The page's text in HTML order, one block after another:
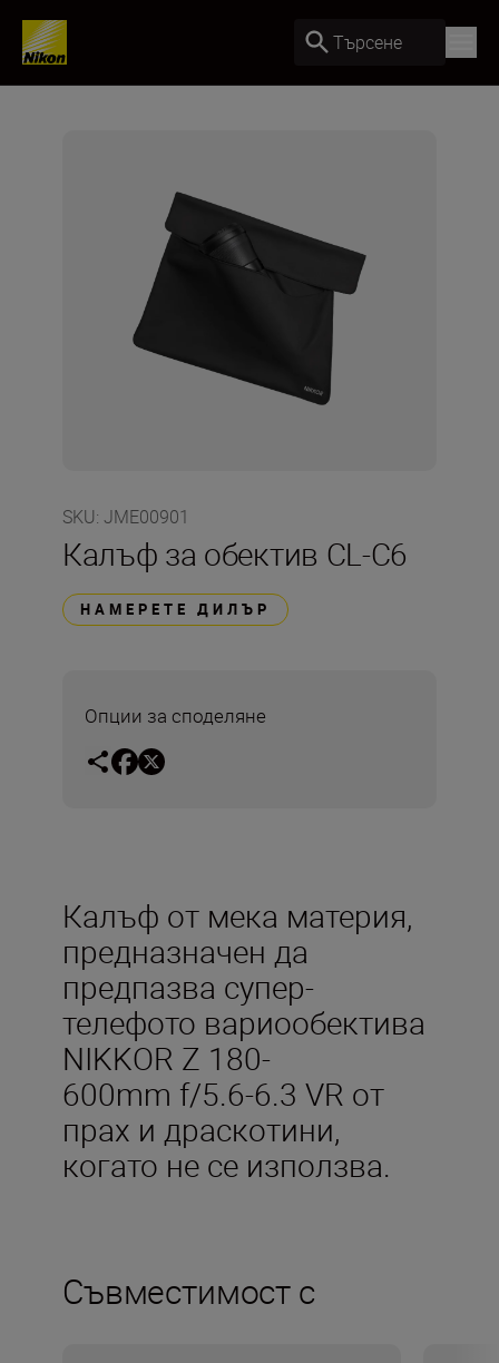
Търсене
SKU: JME00901
Калъф за обектив CL-C6
НАМЕРЕТЕ ДИЛЪР
Опции за споделяне
Калъф от мека материя,
предназначен да
предпазва супер-
телефото вариообектива
NIKKOR Z 180-
600mm f/5.6-6.3 VR от
прах и драскотини,
когато не се използва.
Съвместимост с